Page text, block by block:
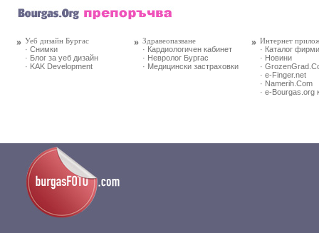
Уеб дизайн Бургас
· Снимки
· Блог за уеб дизайн
· KAK Development
Здравеопазване
· Кардиологичен кабинет
· Невролог Бургас
· Медицински застраховки
Интернет
· Каталог фирми
· Новини
·
· e-Finger.net
· Namerih.Com
· e-Bourgas.org